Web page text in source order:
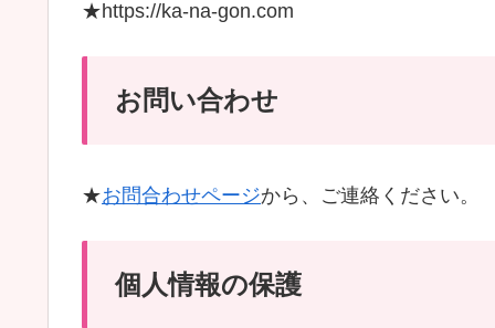
★https://ka-na-gon.com
お問い合わせ
★お問合わせページから、ご連絡ください。
個人情報の保護